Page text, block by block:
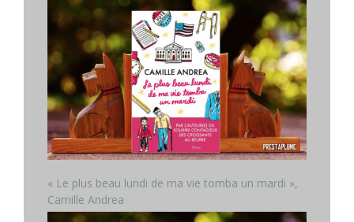
« Le plus beau lundi de ma vie tomba un mardi »,
Camille Andrea